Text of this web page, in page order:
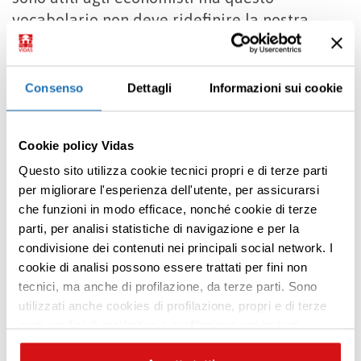
Consenso Dettagli Informazioni sui cookie
Cookie policy Vidas
Questo sito utilizza cookie tecnici propri e di terze parti
per migliorare l'esperienza dell'utente, per assicurarsi
che funzioni in modo efficace, nonché cookie di terze
parti, per analisi statistiche di navigazione e per la
condivisione dei contenuti nei principali social network. I
cookie di analisi possono essere trattati per fini non
tecnici, ma anche di profilazione, da terze parti. Sono
utilizzati anche cookies di profilazione, propri e di terze
contenuti mirati sulle tue preferenze e i tuoi interessi. Se
vocabolario non deve ridefinire la nostra
professione.
consumer,provider
sono termini che non appartengono
né all’insegnamento medico né alla clinica.
Noi pensiamo che medici, infermieri ed altri
evitare l’uso di questi termini che sviliscono
sia il paziente sia il professionista e che
travisano pericolosamente l’essenza della
medicina.
Testo originale: The New Language of
Medicine
Pamela Hartzband, M.D., and Jerome
Groopman, M.D. – Beth Israel Deaconness
Medical Center and Harvard Medical School –
Premi INVIO per cercare o ESC per uscire